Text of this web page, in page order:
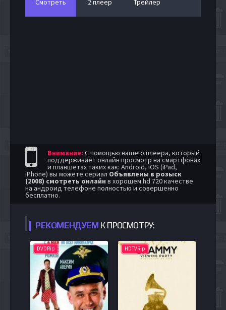
Смотреть 2 плеер Трейлер
Внимание: С помощью нашего плеера, который
поддерживает онлайн просмотр на смартфонах
и планшетах таких как: Android, iOS (iPad,
iPhone) вы можете сериал Объявлены в розыск
(2008) смотреть онлайн в хорошем hd 720 качестве
на андроид телефоне полностью и совершенно
бесплатно.
РЕКОМЕНДУЕМ К ПРОСМОТРУ:
DVDRip HDTVRip